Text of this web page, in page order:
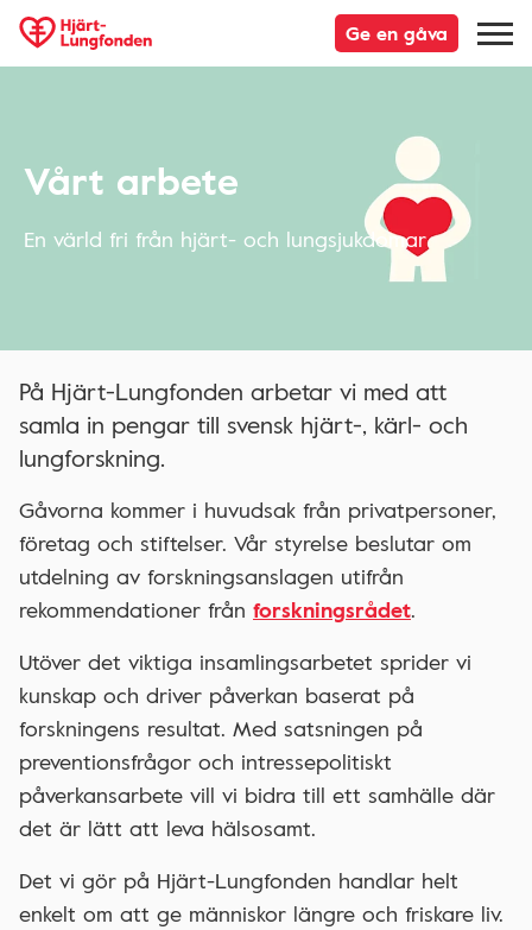
Ge en gåva
Vårt arbete
En värld fri från hjärt- och lungsjukdomar
På Hjärt-Lungfonden arbetar vi med att
samla in pengar till svensk hjärt-, kärl- och
lungforskning.
Gåvorna kommer i huvudsak från privatpersoner,
företag och stiftelser. Vår styrelse beslutar om
utdelning av forskningsanslagen utifrån
rekommendationer från forskningsrådet.
Utöver det viktiga insamlingsarbetet sprider vi
kunskap och driver påverkan baserat på
forskningens resultat. Med satsningen på
preventionsfrågor och intressepolitiskt
påverkansarbete vill vi bidra till ett samhälle där
det är lätt att leva hälsosamt.
Det vi gör på Hjärt-Lungfonden handlar helt
enkelt om att ge människor längre och friskare liv.